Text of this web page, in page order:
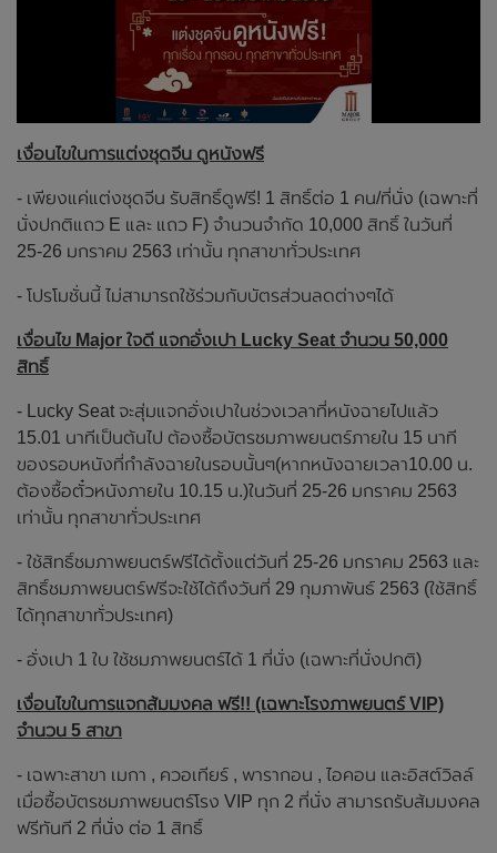
เงื่อนไขในการแต่งชุดจีน ดูหนังฟรี
- เพียงแค่แต่งชุดจีน รับสิทธิ์ดูฟรี! 1 สิทธิ์ต่อ 1 คน/ที่นั่ง (เฉพาะที่
นั่งปกติแถว E และ แถว F) จำนวนจำกัด 10,000 สิทธิ์ ในวันที่
25-26 มกราคม 2563 เท่านั้น ทุกสาขาทั่วประเทศ
- โปรโมชั่นนี้ ไม่สามารถใช้ร่วมกับบัตรส่วนลดต่างๆได้
เงื่อนไข Major ใจดี แจกอั่งเปา Lucky Seat จำนวน 50,000
สิทธิ์
- Lucky Seat จะสุ่มแจกอั่งเปาในช่วงเวลาที่หนังฉายไปแล้ว
15.01 นาทีเป็นต้นไป ต้องซื้อบัตรชมภาพยนตร์ภายใน 15 นาที
ของรอบหนังที่กำลังฉายในรอบนั้นๆ(หากหนังฉายเวลา10.00 น.
ต้องซื้อตั๋วหนังภายใน 10.15 น.)ในวันที่ 25-26 มกราคม 2563
เท่านั้น ทุกสาขาทั่วประเทศ
- ใช้สิทธิ์ชมภาพยนตร์ฟรีได้ตั้งแต่วันที่ 25-26 มกราคม 2563 และ
สิทธิ์ชมภาพยนตร์ฟรีจะใช้ได้ถึงวันที่ 29 กุมภาพันธ์ 2563 (ใช้สิทธิ์
ได้ทุกสาขาทั่วประเทศ)
- อั่งเปา 1 ใบ ใช้ชมภาพยนตร์ได้ 1 ที่นั่ง (เฉพาะที่นั่งปกติ)
เงื่อนไขในการแจกส้มมงคล ฟรี!! (เฉพาะโรงภาพยนตร์ VIP)
จำนวน 5 สาขา
- เฉพาะสาขา เมกา , ควอเทียร์ , พารากอน , ไอคอน และอิสต์วิลล์
เมื่อซื้อบัตรชมภาพยนตร์โรง VIP ทุก 2 ที่นั่ง สามารถรับส้มมงคล
ฟรีทันที 2 ที่นั่ง ต่อ 1 สิทธิ์